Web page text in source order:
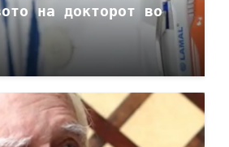
на докторот во